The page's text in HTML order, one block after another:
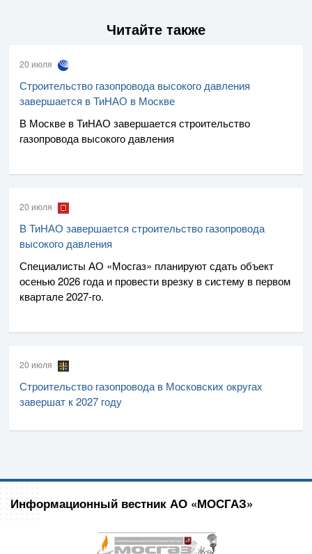
Читайте также
20 июля
Строительство газопровода высокого давления
завершается в ТиНАО в Москве
В Москве в ТиНАО завершается строительство
газопровода высокого давления
20 июля
В ТиНАО завершается строительство газопровода
высокого давления
Специалисты АО «Мосгаз» планируют сдать объект
осенью 2026 года и провести врезку в систему в первом
квартале2027-го.
20 июля
Строительство газопровода в Московских округах
завершат к 2027 году
Информационный вестник АО «МОСГАЗ»